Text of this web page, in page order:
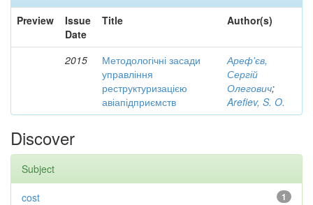
Preview
Issue
Date
Title Author(s)
2015
Методологічні засади
управління
реструктуризацією
авіапідприємств
Ареф'єв,
Сергій
Олегович;
Arefiev, S. O.
Discover
Subject
1
cost